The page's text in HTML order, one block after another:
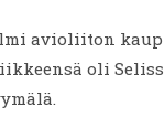
avioliiton
oli